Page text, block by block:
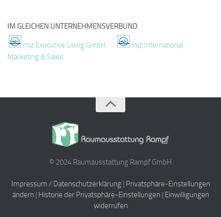
IM GLEICHEN UNTERNEHMENSVERBUND
mjz Executive Living GmbH
mjz International
Marketing & Sales
© 2024 Raumausstattung Rampf GmbH
Impressum / Datenschutzerklärung| Privatsphäre-Einstellungen
ändern | Historie der Privatsphäre-Einstellungen | Einwilligungen
widerrufen